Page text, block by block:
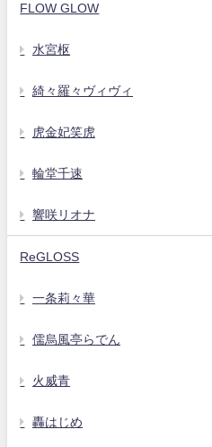
FLOW GLOW
水宮枢
綺々羅々ヴィヴィ
虎金妃笑虎
輪堂千速
響咲リオナ
ReGLOSS
一条莉々華
儒烏風亭らでん
火威青
轟はじめ